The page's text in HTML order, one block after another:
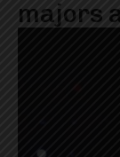
majors